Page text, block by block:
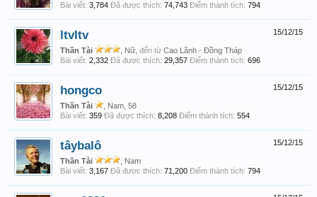
Bài viết: 3,784 Đã được thích: 74,743 Điểm thành tích: 794
15/12/15
ltvltv
Thần Tài , Nữ, đến từ Cao Lãnh - Đồng Tháp
Bài viết: 2,332 Đã được thích: 29,357 Điểm thành tích: 696
15/12/15
hongco
Thần Tài
, Nam, 58
Bài viết: 359 Đã được thích: 8,208 Điểm thành tích: 554
15/12/15
tâybalô
Thần Tài
, Nam
Bài viết: 3,167 Đã được thích: 71,200 Điểm thành tích: 794